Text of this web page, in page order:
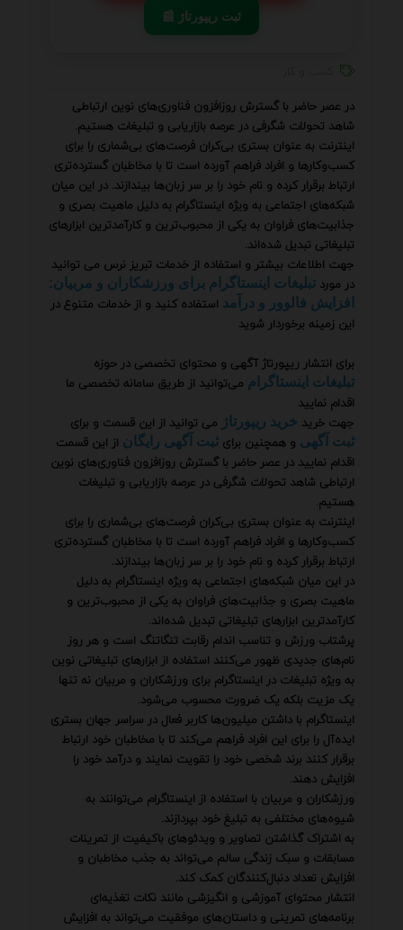
📰 ثبت ریپورتاژ
در عصر حاضر با گسترش روزافزون فناوری‌های نوین ارتباطی
شاهد تحولات شگرفی در عرصه بازاریابی و تبلیغات هستیم.
اینترنت به عنوان بستری بی‌کران فرصت‌های بی‌شماری را برای
کسب‌وکارها و افراد فراهم آورده است تا با مخاطبان گسترده‌تری
ارتباط برقرار کرده و نام خود را بر سر زبان‌ها بیندازند. در این میان
شبکه‌های اجتماعی به ویژه اینستاگرام به دلیل ماهیت بصری و
جذابیت‌های فراوان به یکی از محبوب‌ترین و کارآمدترین ابزارهای
تبلیغاتی تبدیل شده‌اند.
جهت اطلاعات بیشتر و استفاده از خدمات تبریز نرس می توانید
در مورد تبلیغات اینستاگرام برای ورزشکاران و مربیان:
افزایش فالوور و درآمد استفاده کنید و از خدمات متنوع در
این زمینه برخوردار شوید
برای انتشار ریپورتاژ آگهی و محتوای تخصصی در حوزه
تبلیغات اینستاگرام می‌توانید از طریق سامانه تخصصی ما
اقدام نمایید
جهت خرید خرید ریپورتاژ می توانید از این قسمت و برای
ثبت آگهی و همچنین برای ثبت آگهی رایگان از این قسمت
اقدام نمایید در عصر حاضر با گسترش روزافزون فناوری‌های نوین
ارتباطی شاهد تحولات شگرفی در عرصه بازاریابی و تبلیغات
هستیم.
اینترنت به عنوان بستری بی‌کران فرصت‌های بی‌شماری را برای
کسب‌وکارها و افراد فراهم آورده است تا با مخاطبان گسترده‌تری
ارتباط برقرار کرده و نام خود را بر سر زبان‌ها بیندازند.
در این میان شبکه‌های اجتماعی به ویژه اینستاگرام به دلیل
ماهیت بصری و جذابیت‌های فراوان به یکی از محبوب‌ترین و
کارآمدترین ابزارهای تبلیغاتی تبدیل شده‌اند.
پرشتاب ورزش و تناسب اندام رقابت تنگاتنگ است و هر روز
نام‌های جدیدی ظهور می‌کنند استفاده از ابزارهای تبلیغاتی نوین
به ویژه تبلیغات در اینستاگرام برای ورزشکاران و مربیان نه تنها
یک مزیت بلکه یک ضرورت محسوب می‌شود.
اینستاگرام با داشتن میلیون‌ها کاربر فعال در سراسر جهان بستری
ایده‌آل را برای این افراد فراهم می‌کند تا با مخاطبان خود ارتباط
برقرار کنند برند شخصی خود را تقویت نمایند و درآمد خود را
افزایش دهند.
ورزشکاران و مربیان با استفاده از اینستاگرام می‌توانند به
شیوه‌های مختلفی به تبلیغ خود بپردازند.
به اشتراک گذاشتن تصاویر و ویدئوهای باکیفیت از تمرینات
مسابقات و سبک زندگی سالم می‌تواند به جذب مخاطبان و
افزایش تعداد دنبال‌کنندگان کمک کند.
انتشار محتوای آموزشی و انگیزشی مانند نکات تغذیه‌ای
برنامه‌های تمرینی و داستان‌های موفقیت می‌تواند به افزایش